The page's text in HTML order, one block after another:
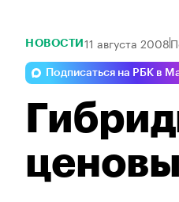
НОВОСТИ 11 августа 2008
Подписаться на РБК в